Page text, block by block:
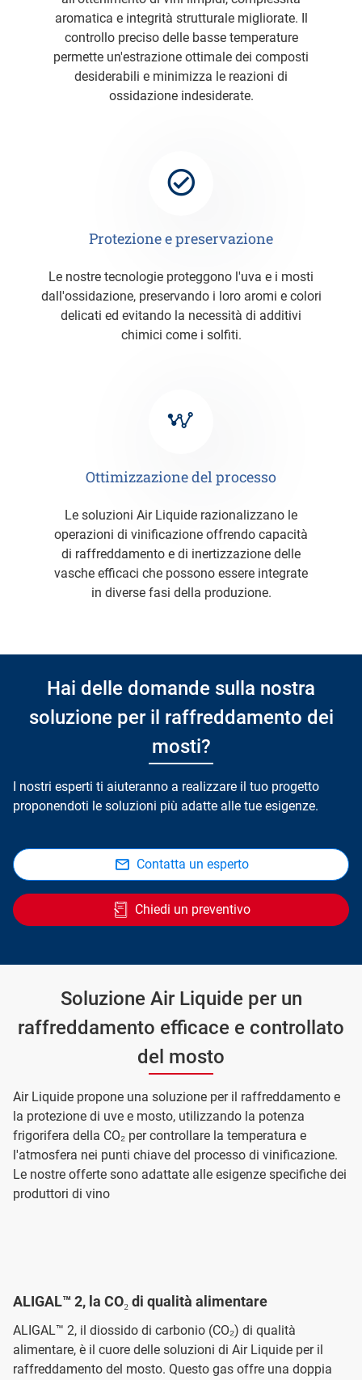
aromatica e integrità strutturale migliorate. Il
controllo preciso delle basse temperature
permette un'estrazione ottimale dei composti
desiderabili e minimizza le reazioni di
ossidazione indesiderate.
Protezione e preservazione
Le nostre tecnologie proteggono l'uva e i mosti
dall'ossidazione, preservando i loro aromi e colori
delicati ed evitando la necessità di additivi
chimici come i solfiti.
Ottimizzazione del processo
Le soluzioni Air Liquide razionalizzano le
operazioni di vinificazione offrendo capacità
di raffreddamento e di inertizzazione delle
vasche efficaci che possono essere integrate
in diverse fasi della produzione.
Hai delle domande sulla nostra
soluzione per il raffreddamento dei
mosti?
I nostri esperti ti aiuteranno a realizzare il tuo progetto
proponendoti le soluzioni più adatte alle tue esigenze.
Contatta un esperto
Chiedi un preventivo
Soluzione Air Liquide per un
raffreddamento efficace e controllato
del mosto
Air Liquide propone una soluzione per il raffreddamento e
la protezione di uve e mosto, utilizzando la potenza
frigorifera della CO₂ per controllare la temperatura e
l'atmosfera nei punti chiave del processo di vinificazione.
Le nostre offerte sono adattate alle esigenze specifiche dei
produttori di vino
ALIGAL™ 2, la CO₂ di qualità alimentare
ALIGAL™ 2, il diossido di carbonio (CO₂) di qualità
alimentare, è il cuore delle soluzioni di Air Liquide per il
raffreddamento del mosto. Questo gas offre una doppia